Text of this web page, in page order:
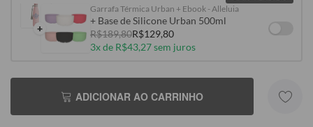
+
Garrafa Térmica Urban + Ebook - Alleluia
+ Base de Silicone Urban 500ml
R$189,80R$129,80
3x de R$43,27 sem juros
ADICIONAR AO CARRINHO